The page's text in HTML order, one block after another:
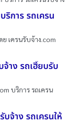
การ รถเครน
เครนรับจ้าง.com
จ้าง รถเฮี๊ยบรับ
บริการ รถเครน
จ้าง รถเครนให้